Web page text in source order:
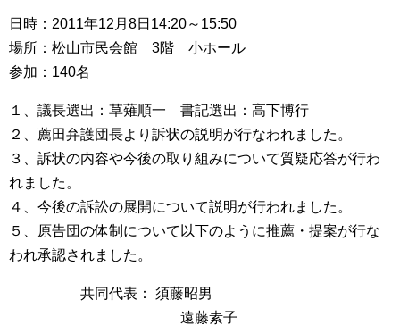
日時：2011年12月8日14:20～15:50
場所：松山市民会館 3階 小ホール
参加：140名
１、議長選出：草薙順一 書記選出：高下博行
２、薦田弁護団長より訴状の説明が行なわれました。
３、訴状の内容や今後の取り組みについて質疑応答が行わ
れました。
４、今後の訴訟の展開について説明が行われました。
５、原告団の体制について以下のように推薦・提案が行な
われ承認されました。
共同代表： 須藤昭男
遠藤素子